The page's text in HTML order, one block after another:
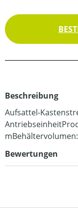
Beschreibung
Aufsattel-
Bewertungen